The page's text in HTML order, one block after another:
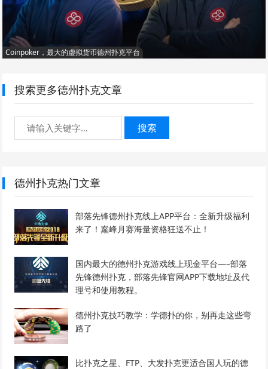
Coinpoker，最大的虚拟货币德州扑克平台
搜索更多德州扑克文章
搜索
德州扑克热门文章
部落先锋德州扑克线上APP平台：全新升级福利
来了！巅峰月赛海量资格狂送不止！
国内最大的德州扑克游戏线上现金平台—–部落
先锋德州扑克，部落先锋官网APP下载地址及代
理号和使用教程。
德州扑克技巧教学：学德扑的你，别再走这些弯
路了
比扑克之星、FTP、大发扑克更适合国人玩的德